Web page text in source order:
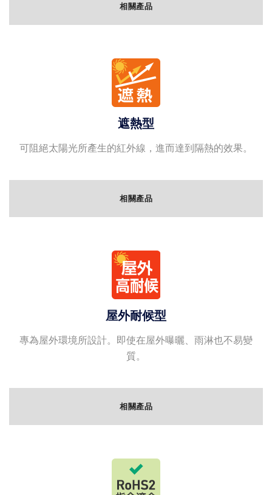
相關產品
遮熱型
可阻絕太陽光所產生的紅外線，進而達到隔熱的效果。
相關產品
屋外耐候型
專為屋外環境所設計。即使在屋外曝曬、雨淋也不易變
質。
相關產品